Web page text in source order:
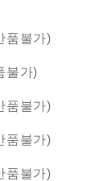
품불가)
불가)
품불가)
품불가)
품불가)